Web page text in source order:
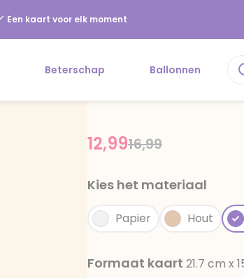
Een kaart voor elk moment
Beterschap Ballonnen
Price reduced
16,99to
12,99
Kies het materiaal
Papier Hout
Formaat kaart 21.7 cm x